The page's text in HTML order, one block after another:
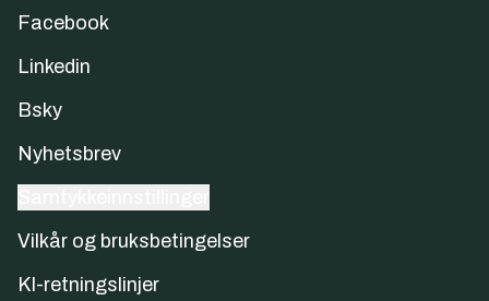
Facebook
Linkedin
Bsky
Nyhetsbrev
Vilkår og bruksbetingelser
KI-retningslinjer